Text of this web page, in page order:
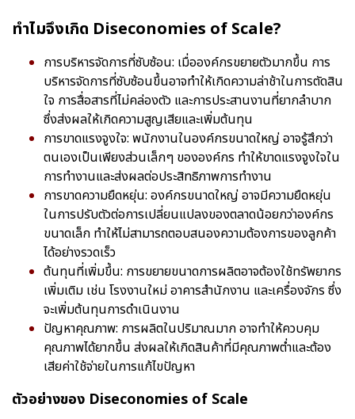
ทำไมจึงเกิด Diseconomies of Scale?
การบริหารจัดการที่ซับซ้อน: เมื่อองค์กรขยายตัวมากขึ้น การ
บริหารจัดการที่ซับซ้อนขึ้นอาจทำให้เกิดความล่าช้าในการตัดสิน
ใจ การสื่อสารที่ไม่คล่องตัว และการประสานงานที่ยากลำบาก
ซึ่งส่งผลให้เกิดความสูญเสียและเพิ่มต้นทุน
การขาดแรงจูงใจ: พนักงานในองค์กรขนาดใหญ่ อาจรู้สึกว่า
ตนเองเป็นเพียงส่วนเล็กๆ ขององค์กร ทำให้ขาดแรงจูงใจใน
การทำงานและส่งผลต่อประสิทธิภาพการทำงาน
การขาดความยืดหยุ่น: องค์กรขนาดใหญ่ อาจมีความยืดหยุ่น
ในการปรับตัวต่อการเปลี่ยนแปลงของตลาดน้อยกว่าองค์กร
ขนาดเล็ก ทำให้ไม่สามารถตอบสนองความต้องการของลูกค้า
ได้อย่างรวดเร็ว
ต้นทุนที่เพิ่มขึ้น: การขยายขนาดการผลิตอาจต้องใช้ทรัพยากร
เพิ่มเติม เช่น โรงงานใหม่ อาคารสำนักงาน และเครื่องจักร ซึ่ง
จะเพิ่มต้นทุนการดำเนินงาน
ปัญหาคุณภาพ: การผลิตในปริมาณมาก อาจทำให้ควบคุม
คุณภาพได้ยากขึ้น ส่งผลให้เกิดสินค้าที่มีคุณภาพต่ำและต้อง
เสียค่าใช้จ่ายในการแก้ไขปัญหา
ตัวอย่างของ Diseconomies of Scale